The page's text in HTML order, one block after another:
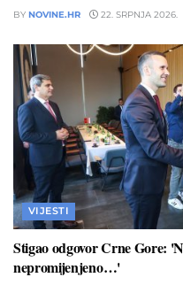
BY NOVINE.HR 22. SRPNJA 2026.
VIJESTI
Stigao odgovor Crne Gore:
nepromijenjeno…'